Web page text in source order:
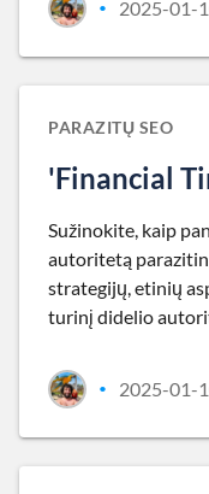
• 2025-01-
PARAZITŲ SEO
'Financial
Sužinokite, kaip
autoritetą
strategijų, etinių
turinį didelio
• 2025-01-